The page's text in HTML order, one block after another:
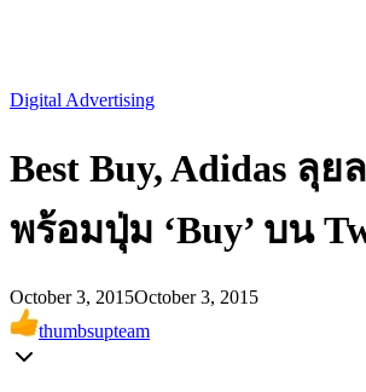
Digital Advertising
Best Buy, Adidas ลุ
พร้อมปุ่ม ‘Buy’ บน
October 3, 2015October 3, 2015
thumbsupteam